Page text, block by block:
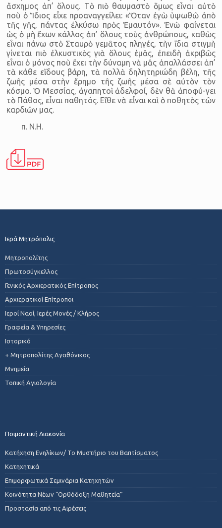
ἄσχημος ἀπ’ ὅλους. Τὸ πιὸ θαυμαστὸ ὅμως εἶναι αὐτὸ
ποὺ ὁ Ἴδιος εἶχε προαναγγείλει: «Ὅταν ἐγὼ ὑψωθῶ ἀπὸ
τῆς γῆς, πάντας ἐλκύσω πρὸς Ἐμαυτόν». Ἐνὼ φαίνεται
ὡς ὁ μὴ ἔχων κάλλος ἀπ’ ὅλους τοὺς ἀνθρώπους, καθὼς
εἶναι πάνω στὸ Σταυρὸ γεμᾶτος πληγές, τὴν ἴδια στιγμὴ
γίνεται πιὸ ἐλκυστικὸς γιὰ ὅλους ἐμᾶς, ἐπειδὴ ἀκριβῶς
εἶναι ὁ μόνος ποὺ ἔχει τὴν δύναμη νὰ μᾶς ἀπαλλάσσει ἀπ’
τὰ κάθε εἴδους βάρη, τὰ πολλὰ δηλητηριώδη βέλη, τῆς
ζωῆς μέσα στὴν ἔρημο τῆς ζωῆς μέσα σὲ αὐτὸν τὸν
κόσμο. Ὁ Μεσσίας, ἀγαπητοὶ ἀδελφοί, δὲν θὰ ἀποφύ-γει
τὸ Πάθος, εἶναι παθητός. Εἴθε νὰ εἶναι καὶ ὁ ποθητὸς τῶν
καρδιῶν μας.
π. Ν.Η.
Ιερά Μητρόπολις
Μητροπολίτης
Πρωτοσύγκελλος
Γενικός Αρχιερατικός Επίτροπος
Αρχιερατικοί Επίτροποι
Ιεροί Ναοί, Ιερές Μονές / Κλήρος
Γραφεία & Υπηρεσίες
Ιστορικό
+ Μητροπολίτης Αγαθόνικος
Μνημεία
Τοπική Αγιολογία
Ποιμαντική Διακονία
Κατήχηση Ενηλίκων/ Το Μυστήριο του Βαπτίσματος
Κατηχητικά
Επιμορφωτικά Σεμινάρια Κατηχητών
Κοινότητα Νέων “Ορθόδοξη Μαθητεία”
Προστασία από τις Αιρέσεις